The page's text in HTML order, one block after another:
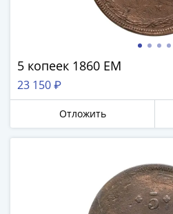
5 копеек 1860 ЕМ
23 150 ₽
Отложить